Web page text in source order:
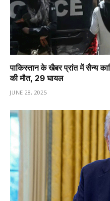
पाकिस्तान के खैबर प्रांत में सैन्य
की मौत, 29 घायल
JUNE 28, 2025